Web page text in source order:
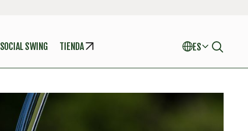
SOCIAL SWING TIENDA ES